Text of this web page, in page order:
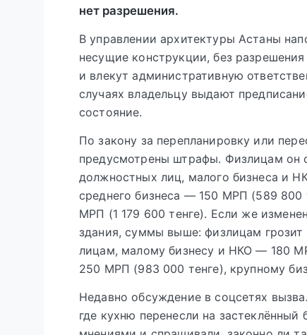
нет разрешения.
В управлении архитектуры Астаны
несущие конструкции, без
и влекут административную
случаях владельцу выдают
состояние.
По закону за перепланировку или
предусмотрены штрафы. Физлицам он
должностных лиц, малого бизнеса и
среднего бизнеса — 150 МРП (589 800
МРП (1 179 600 тенге). Если же
здания, суммы выше: физлицам
лицам, малому бизнесу и НКО — 180
250 МРП (983 000 тенге), крупному
Недавно обсуждение в соцсетях
где кухню перенесли на